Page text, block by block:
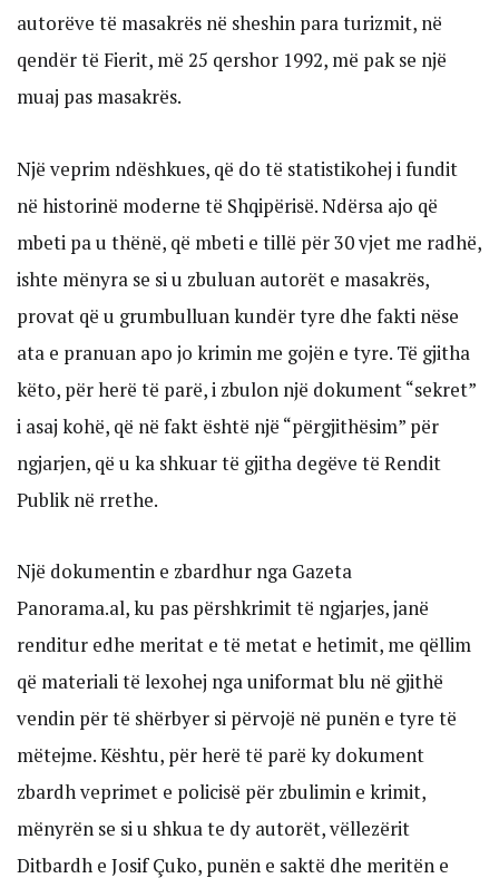
autorëve të masakrës në sheshin para turizmit, në
qendër të Fierit, më 25 qershor 1992, më pak se një
muaj pas masakrës.
Një veprim ndëshkues, që do të statistikohej i fundit
në historinë moderne të Shqipërisë. Ndërsa ajo që
mbeti pa u thënë, që mbeti e tillë për 30 vjet me radhë,
ishte mënyra se si u zbuluan autorët e masakrës,
provat që u grumbulluan kundër tyre dhe fakti nëse
ata e pranuan apo jo krimin me gojën e tyre. Të gjitha
këto, për herë të parë, i zbulon një dokument “sekret”
i asaj kohë, që në fakt është një “përgjithësim” për
ngjarjen, që u ka shkuar të gjitha degëve të Rendit
Publik në rrethe.
Një dokumentin e zbardhur nga Gazeta
Panorama.al, ku pas përshkrimit të ngjarjes, janë
renditur edhe meritat e të metat e hetimit, me qëllim
që materiali të lexohej nga uniformat blu në gjithë
vendin për të shërbyer si përvojë në punën e tyre të
mëtejme. Kështu, për herë të parë ky dokument
zbardh veprimet e policisë për zbulimin e krimit,
mënyrën se si u shkua te dy autorët, vëllezërit
Ditbardh e Josif Çuko, punën e saktë dhe meritën e